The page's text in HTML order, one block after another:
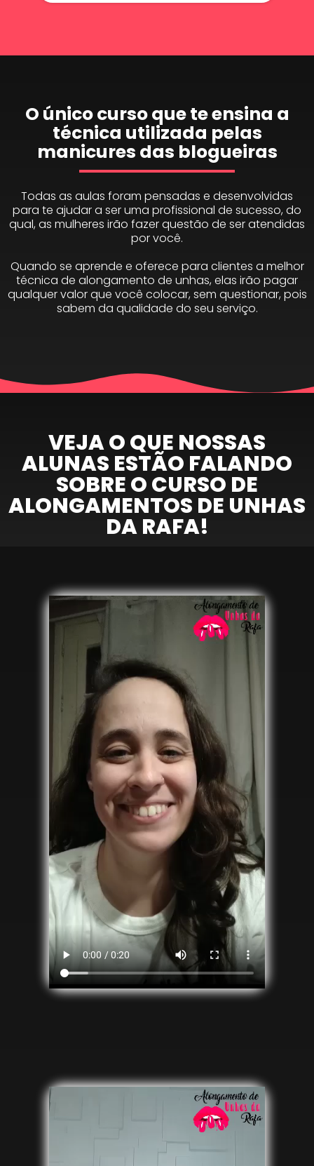
O único curso que te ensina a
técnica utilizada pelas
manicures das blogueiras
Todas as aulas foram pensadas e desenvolvidas
para te ajudar a ser uma profissional de sucesso, do
qual, as mulheres irão fazer questão de ser atendidas
por você.
Quando se aprende e oferece para clientes a melhor
técnica de alongamento de unhas, elas irão pagar
qualquer valor que você colocar, sem questionar, pois
sabem da qualidade do seu serviço.
VEJA O QUE NOSSAS
ALUNAS ESTÃO FALANDO
SOBRE O CURSO DE
ALONGAMENTOS DE UNHAS
DA RAFA!